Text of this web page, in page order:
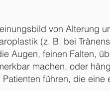
von Alterung
(z. B. bei
Augen, feinen Falten,
machen, oder
führen, die eine